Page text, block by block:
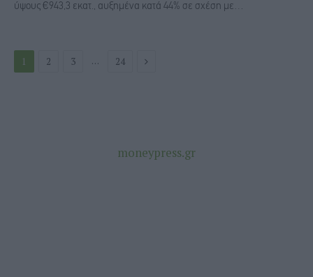
ύψους €943,3 εκατ., αυξημένα κατά 44% σε σχέση με…
1 2 3 … 24 Next
moneypress.gr